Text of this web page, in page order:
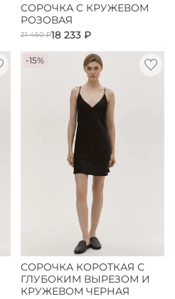
СОРОЧКА С КРУЖЕВОМ
РОЗОВАЯ
21 450 ₽18 233 ₽
-15%
СОРОЧКА КОРОТКАЯ С
ГЛУБОКИМ ВЫРЕЗОМ И
КРУЖЕВОМ ЧЕРНАЯ